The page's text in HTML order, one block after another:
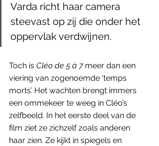
Varda richt haar camera
steevast op zij die onder het
oppervlak verdwijnen.
Toch is Cléo de 5 à 7 meer dan een
viering van zogenoemde ‘temps
morts’. Het wachten brengt immers
een ommekeer te weeg in Cléo’s
zelfbeeld. In het eerste deel van de
film ziet ze zichzelf zoals anderen
haar zien. Ze kijkt in spiegels en